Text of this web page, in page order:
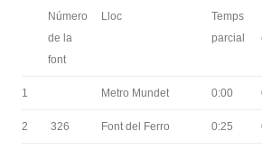
Número
de la
font
Lloc
Temps
parcial
1 Metro Mundet 0:00
2 326 Font del Ferro 0:25